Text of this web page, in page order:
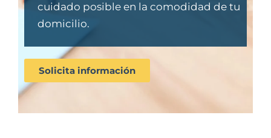
cuidado posible en la comodidad de tu
domicilio.
Solicita información